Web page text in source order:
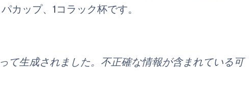
カップ、1コラック杯です。
て生成されました。不正確な情報が含まれている可